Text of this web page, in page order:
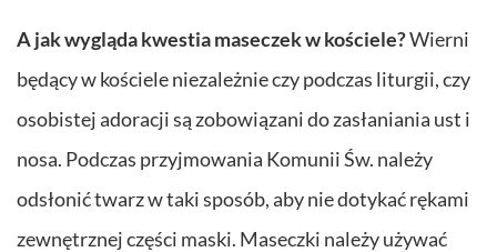
A jak wygląda kwestia maseczek w kościele?Wierni
będący w kościele niezależnie czy podczas liturgii, czy
osobistej adoracji są zobowiązani do zasłaniania ust i
nosa. Podczas przyjmowania Komunii Św. należy
odsłonić twarz w taki sposób, aby nie dotykać rękami
zewnętrznej części maski. Maseczki należy używać